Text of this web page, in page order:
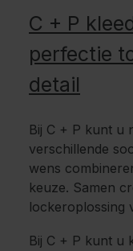
C + P
perfectie
detail
Bij C + P kunt u
verschillende
wens
keuze. Samen
lockeroplossing
Bij C + P kunt u